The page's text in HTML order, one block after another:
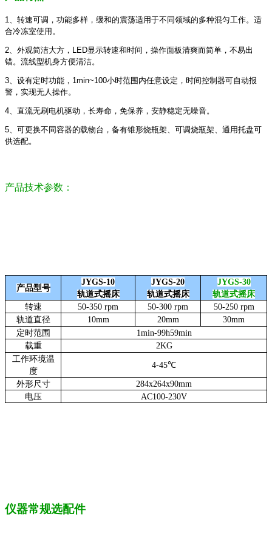
1、 转速可调， 功能多样，缓和的震荡适用于不同领域的多种混匀工作。适
合冷冻室使用。
2、 外观简洁大方，LED显示转速和时间，操作面板清爽而简单，不易出
错。流线型机身方便清洁。
3、 设有定时功能，1min~100小时范围内任意设定，时间控制器可自动报
警，实现无人操作。
4、 直流无刷电机驱动，长寿命，免保养， 安静稳定无噪音。
5、 可更换不同容器的载物台， 备有锥形烧瓶架、 可调烧瓶架、通用托盘可
供选配。
产品技术参数：
产品型号
JYGS-10
轨道式摇床
JYGS-20
轨道式摇床
JYGS-30
轨道式摇床
转速
50-350 rpm 50-300 rpm
50-250 rpm
轨道直径
10mm 20mm
30mm
定时范围
1min-99h59min
载重
2KG
工作环境温
度
4-45℃
外形尺寸 284x264x90mm
电压
AC100-230V
仪器常规选配件